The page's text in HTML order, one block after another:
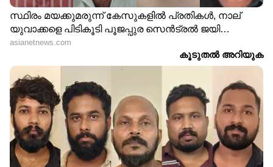
നിഗമനം
ഏകദിന ക്രിക്കറ്റ് ലോകകപ്പില്‍
ഇന്ത്യക്കെതിരായ തോല്‍വിക്ക് പിന്നാലെ പാക്
ആരാധകന്‍ ടിവി സെറ്റ് അടിച്ചുപൊളിച്ചു എന്ന്
പേരില്‍ പ്രചരിക്കുന്ന വീഡിയോ
തെറ്റിദ്ധരിപ്പിക്കുന്നതാണ്. 2022ലെ ഫിഫ